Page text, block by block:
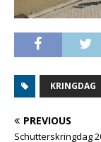
KRINGDAG
PREVIOUS
Schutterskringdag